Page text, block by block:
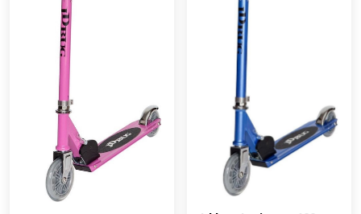
Standaard: ja Max. draagvermogen: 100 kg Leeftijd:
vanaf 8 jaar Specificaties materiaal: Materiaal frame: 95%
aluminium Materiaal deck: aluminium Materiaal wielen:
PU met PP kern Materiaal handvaten: TPR Specificaties
afmetingen: Diameter wiel: 200 mm Dikte wielen: 30 mm
Afmetingen deck: 56 x 13,5 cm (L x B) Stuur in hoogte
verstelbaar: ja, 93/97/101 cm Geschikt voor
lichaamslengte: van 1,45 tot 1,95 m Afmetingen
verpakking: 82 x 14 x 35 cm (L x B x H) Specificaties
remmen: Type voorrem: geen Type achterrem: voetrem
(EAN: 3496277942018)